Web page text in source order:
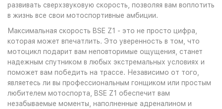
развивать сверхзвуковую скорость, позволяя вам воплотить
в жизнь все свои мотоспортивные амбиции.
Максимальная скорость BSE Z1 - это не просто цифра,
которая может впечатлить. Это уверенность в том, что
мотоцикл подарит вам неповторимые ощущения, станет
надежным спутником в любых экстремальных условиях и
поможет вам победить на трассе. Независимо от того,
являетесь ли вы профессиональным гонщиком или простым
любителем мотоспорта, BSE Z1 обеспечит вам
незабываемые моменты, наполненные адреналином и